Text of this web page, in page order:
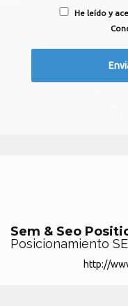
He leído y
Sem & Seo
Posicionamiento
http://